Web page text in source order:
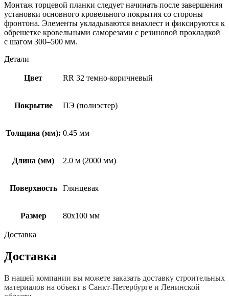
Монтаж торцевой планки следует начинать после завершения
установки основного кровельного покрытия со стороны
фронтона. Элементы укладываются внахлест и фиксируются к
обрешетке кровельными саморезами с резиновой прокладкой
с шагом 300–500 мм.
Детали
Цвет RR 32 темно-коричневый
Покрытие ПЭ (полиэстер)
Толщина (мм): 0.45 мм
Длина (мм) 2.0 м (2000 мм)
Поверхность Глянцевая
Размер 80х100 мм
Доставка
Доставка
В нашей компании вы можете заказать доставку строительных
материалов на объект в Санкт-Петербурге и Ленинской